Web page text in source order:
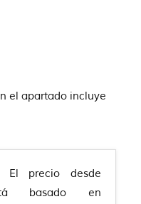
el apartado incluye
El precio desde
basado en